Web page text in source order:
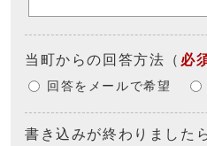
当町からの回答方法 （ 必
回答をメールで希望
書き込みが終わりました